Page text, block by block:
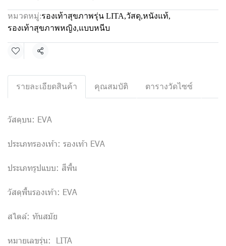
หมวดหมู่:รองเท้าสุขภาพรุ่น LITA,วัสดุ,หนังแท้,
รองเท้าสุขภาพหญิง,แบบหนีบ
แชร์
รายละเอียดสินค้า คุณสมบัติ ตารางวัดไซซ์
วัสดุบน: EVA
ประเภทรองเท้า: รองเท้า EVA
ประเภทรูปแบบ: สีพื้น
วัสดุพื้นรองเท้า: EVA
สไตล์: ทันสมัย
หมายเลขรุ่น: LITA